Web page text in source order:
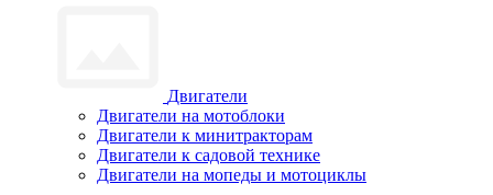
Двигатели
Двигатели на мотоблоки
Двигатели к минитракторам
Двигатели к садовой технике
Двигатели на мопеды и мотоциклы